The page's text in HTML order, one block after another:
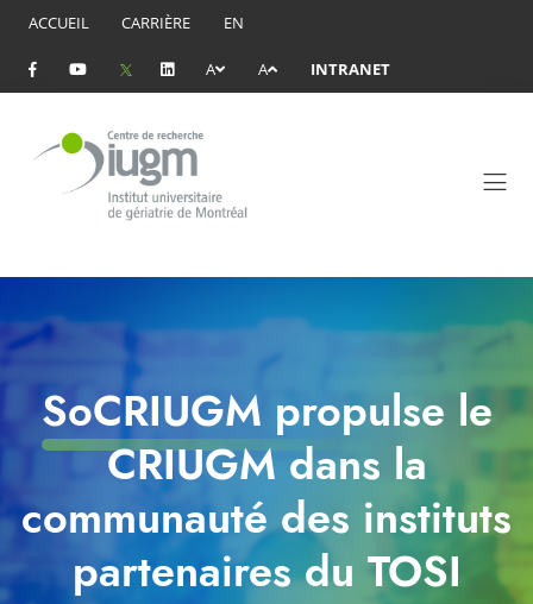
ACCUEIL CARRIÈRE EN
A A INTRANET
SoCRIUGM propulse le
CRIUGM dans la
communauté des instituts
partenaires du TOSI